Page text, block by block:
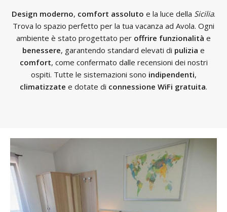
Design moderno, comfort assoluto e la luce della Sicilia.
Trova lo spazio perfetto per la tua vacanza ad Avola. Ogni
ambiente è stato progettato per offrire funzionalità e
benessere, garantendo standard elevati di pulizia e
comfort, come confermato dalle recensioni dei nostri
ospiti. Tutte le sistemazioni sono indipendenti,
climatizzate e dotate di connessione WiFi gratuita.